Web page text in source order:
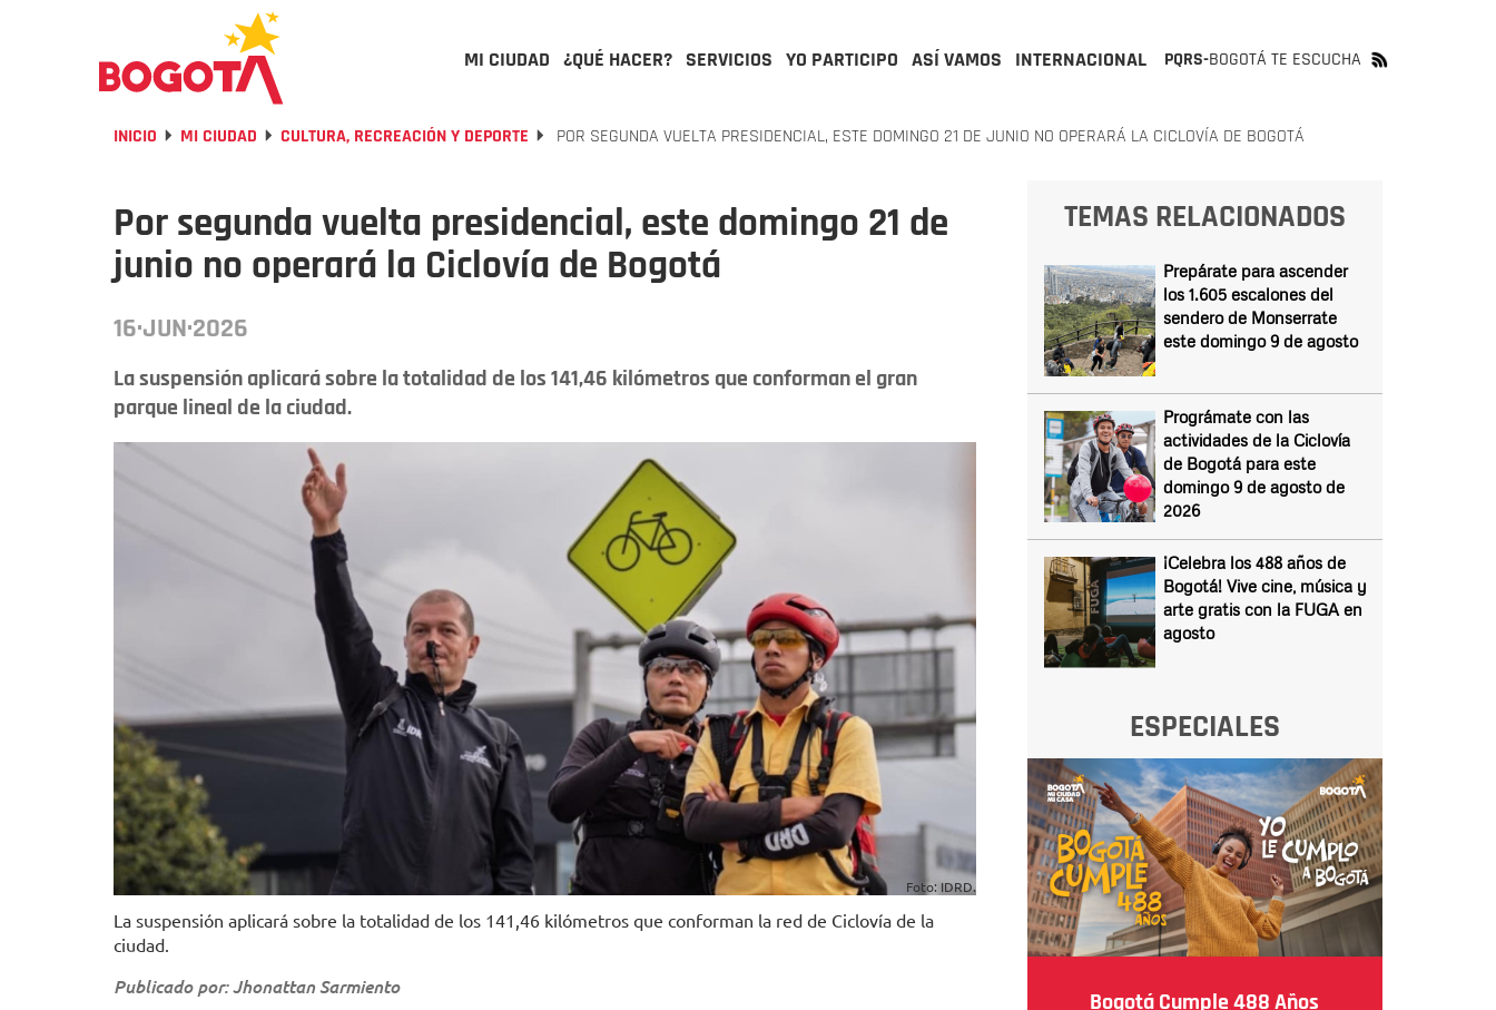
MI CIUDAD ¿QUÉ HACER? SERVICIOS YO PARTICIPO ASÍ VAMOS INTERNACIONAL PQRS-BOGOTÁ TE ESCUCHA
INICIO MI CIUDAD CULTURA, RECREACIÓN Y DEPORTE POR SEGUNDA VUELTA PRESIDENCIAL, ESTE DOMINGO 21 DE JUNIO NO OPERARÁ LA CICLOVÍA DE BOGOTÁ
Por segunda vuelta presidencial, este domingo 21 de
junio no operará la Ciclovía de Bogotá
16·JUN·2026
La suspensión aplicará sobre la totalidad de los 141,46 kilómetros que conforman el gran
parque lineal de la ciudad.
Foto: IDRD.
La suspensión aplicará sobre la totalidad de los 141,46 kilómetros que conforman la red de Ciclovía de la
ciudad.
Publicado por: Jhonattan Sarmiento
TEMAS RELACIONADOS
Prepárate para ascender
los 1.605 escalones del
sendero de Monserrate
este domingo 9 de agosto
Prográmate con las
actividades de la Ciclovía
de Bogotá para este
domingo 9 de agosto de
2026
¡Celebra los 488 años de
Bogotá! Vive cine, música y
arte gratis con la FUGA en
agosto
ESPECIALES
Bogotá Cumple 488 Años